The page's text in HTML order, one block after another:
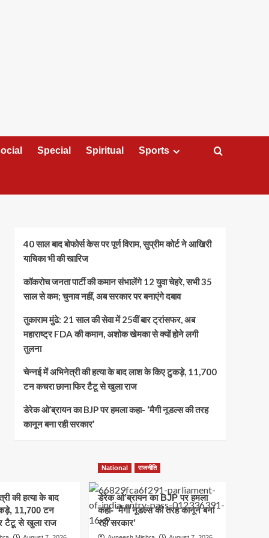
Special Spiritual Sports
40 साल बाद बोफोर्स केस पर पूर्ण विराम, सुप्रीम कोर्ट ने आखिरी
याचिका भी की खारिज
कॉकरोच जनता पार्टी की कमान संभालेंगे 12 युवा चेहरे, सभी 35
साल से कम; चुनाव नहीं, अब सरकार पर बनाएंगे दबाव
तुकाराम मुंढे: 21 साल की सेवा में 25वीं बार ट्रांसफर, अब
महाराष्ट्र FDA की कमान, अशोक खेमका से क्यों होने लगी
तुलना
चेन्नई में अभिनेत्री की हत्या के बाद लाश के किए टुकड़े, 11,700
टन कचरा छाना फिर टैटू से खुला राज
डेरेक ओ’ब्रायन का BJP पर हमला कहा- ‘मैगी नूडल्स की तरह
कानून बना रही सरकार’
की हत्या के बाद
11,700 टन
टैटू से खुला राज
National राजनीति
डेरेक ओ’ब्रायन का BJP पर हमला
कहा- ‘मैगी नूडल्स की तरह कानून बना
रही सरकार’